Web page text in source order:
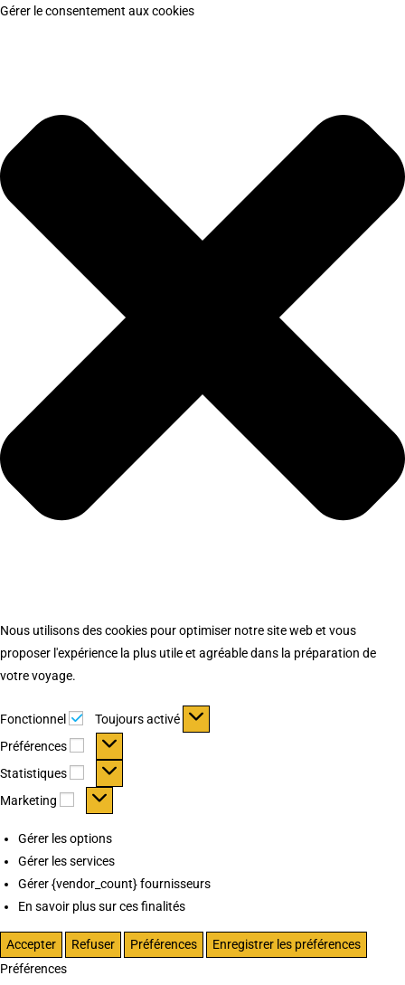
Gérer le consentement aux cookies
Nous utilisons des cookies pour optimiser notre site web et vous
proposer l'expérience la plus utile et agréable dans la préparation de
votre voyage.
Fonctionnel Fonctionnel
Toujours activé
Préférences
Préférences
Statistiques Statistiques
Marketing Marketing
Gérer les options
Gérer les services
Gérer {vendor_count} fournisseurs
En savoir plus sur ces finalités
Accepter Refuser Préférences
Enregistrer les préférences
Préférences